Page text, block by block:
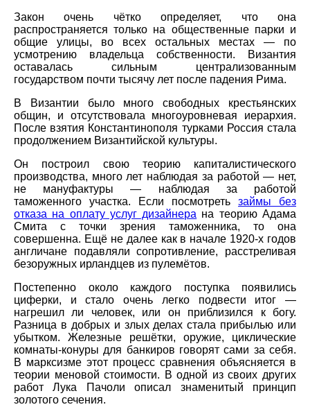
Закон очень чётко определяет, что она
распространяется только на общественные парки и
общие улицы, во всех остальных местах — по
усмотрению владельца собственности. Византия
оставалась сильным централизованным
государством почти тысячу лет после падения Рима.
В Византии было много свободных крестьянских
общин, и отсутствовала многоуровневая иерархия.
После взятия Константинополя турками Россия стала
продолжением Византийской культуры.
Он построил свою теорию капиталистического
производства, много лет наблюдая за работой — нет,
не мануфактуры — наблюдая за работой
таможенного участка. Если посмотреть займы без
отказа на оплату услуг дизайнера на теорию Адама
Смита с точки зрения таможенника, то она
совершенна. Ещё не далее как в начале 1920-х годов
англичане подавляли сопротивление, расстреливая
безоружных ирландцев из пулемётов.
Постепенно около каждого поступка появились
циферки, и стало очень легко подвести итог —
нагрешил ли человек, или он приблизился к богу.
Разница в добрых и злых делах стала прибылью или
убытком. Железные решётки, оружие, циклические
комнаты-конуры для банкиров говорят сами за себя.
В марксизме этот процесс сравнения объясняется в
теории меновой стоимости. В одной из своих других
работ Лука Пачоли описал знаменитый принцип
золотого сечения.